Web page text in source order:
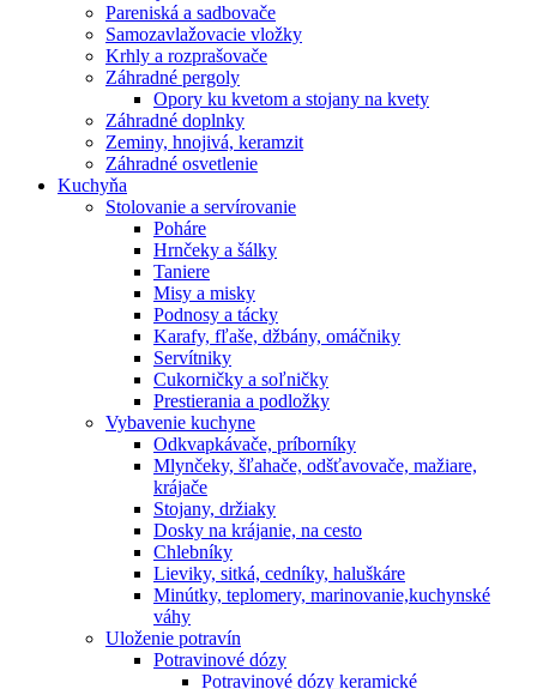
Pareniská a sadbovače
Samozavlažovacie vložky
Krhly a rozprašovače
Záhradné pergoly
Opory ku kvetom a stojany na kvety
Záhradné doplnky
Zeminy, hnojivá, keramzit
Záhradné osvetlenie
Kuchyňa
Stolovanie a servírovanie
Poháre
Hrnčeky a šálky
Taniere
Misy a misky
Podnosy a tácky
Karafy, fľaše, džbány, omáčniky
Servítniky
Cukorničky a soľničky
Prestierania a podložky
Vybavenie kuchyne
Odkvapkávače, príborníky
Mlynčeky, šľahače, odšťavovače, mažiare,
krájače
Stojany, držiaky
Dosky na krájanie, na cesto
Chlebníky
Lieviky, sitká, cedníky, haluškáre
Minútky, teplomery, marinovanie,kuchynské
váhy
Uloženie potravín
Potravinové dózy
Potravinové dózy keramické